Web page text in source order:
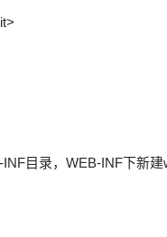
目录，WEB-INF下新建